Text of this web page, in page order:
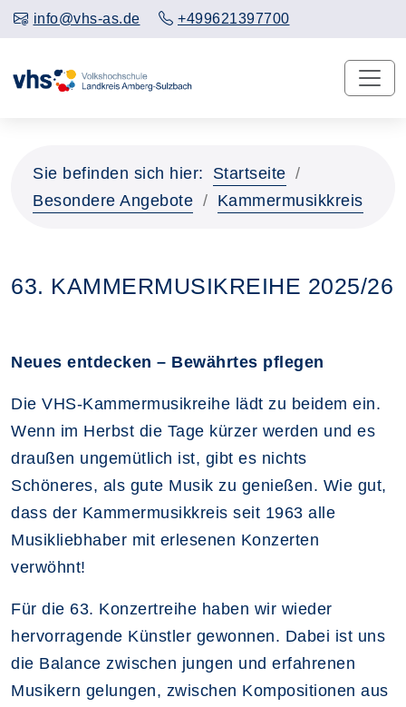
info@vhs-as.de +499621397700
Sie befinden sich hier:
Startseite
Besondere Angebote
Kammermusikkreis
63. KAMMERMUSIKREIHE 2025/26
Neues entdecken – Bewährtes pflegen
Die VHS-Kammermusikreihe lädt zu beidem ein.
Wenn im Herbst die Tage kürzer werden und es
draußen ungemütlich ist, gibt es nichts
Schöneres, als gute Musik zu genießen. Wie gut,
dass der Kammermusikkreis seit 1963 alle
Musikliebhaber mit erlesenen Konzerten
verwöhnt!
Für die 63. Konzertreihe haben wir wieder
hervorragende Künstler gewonnen. Dabei ist uns
die Balance zwischen jungen und erfahrenen
Musikern gelungen, zwischen Kompositionen aus